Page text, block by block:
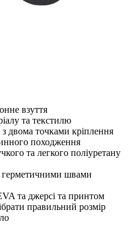
взуття
та текстилю
з двома точками кріплення
походження
та легкого поліуретану
герметичними швами
та джерсі та принтом
правильний розмір